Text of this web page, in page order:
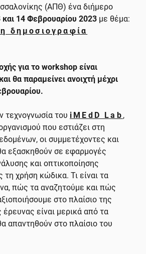
(ΑΠΘ) ένα διήμερο
και 14 Φεβρουαρίου 2023 με θέμα:
δημοσιογραφία
για το workshop είναι
και θα παραμείνει ανοιχτή μέχρι
τεχνογνωσία του iMEdD Lab ,
που εστιάζει στη
οι συμμετέχοντες και
εξασκηθούν σε εφαρμογές
και οπτικοποίησης
χρήση κώδικα. Τι είναι τα
πώς τα αναζητούμε και πώς
στο πλαίσιο της
είναι μερικά από τα
απαντηθούν στο πλαίσιο του